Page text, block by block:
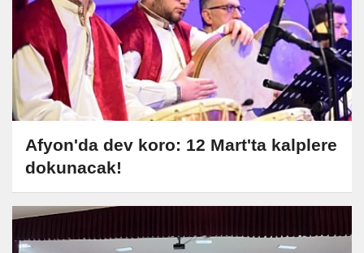
Afyon'da dev koro: 12 Mart'ta kalplere
dokunacak!